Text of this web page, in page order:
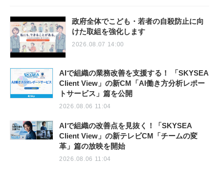
政府全体でこども・若者の自殺防止に向
けた取組を強化します
2026.08.07 14:00
AIで組織の業務改善を支援する！ 「SKYSEA
Client View」の新CM「AI働き方分析レポー
トサービス」篇を公開
2026.08.06 11:04
AIで組織の改善点を見抜く！「SKYSEA
Client View」の新テレビCM「チームの変
革」篇の放映を開始
2026.08.06 11:04